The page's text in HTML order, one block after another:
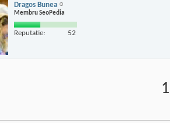
Dragos Bunea
Membru SeoPedia
Reputatie: 52